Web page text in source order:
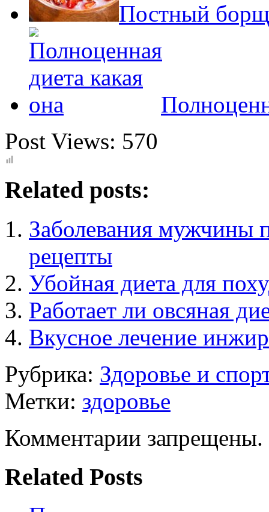
Постный борщ
Post Views: 570
Related posts:
Заболевания мужчины
рецепты
Убойная диета для
Работает ли овсяная
Вкусное лечение
Рубрика: Здоровье и
Метки: здоровье
Комментарии запрещены.
Related Posts